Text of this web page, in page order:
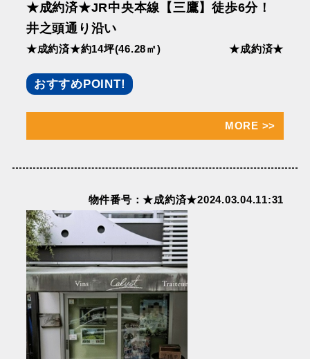
★成約済★JR中央本線【三鷹】徒歩6分！
井之頭通り沿い
★成約済★約14坪(46.28㎡) ★成約済★
おすすめPOINT!
MORE >>
物件番号：★成約済★2024.03.04.11:31